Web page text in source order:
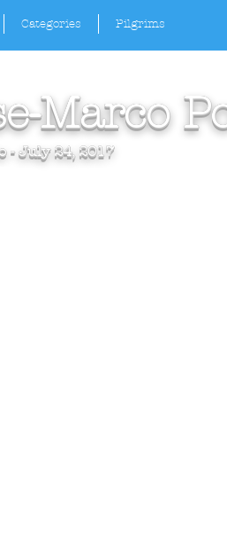
Categories Pilgrims
Marco
- July 24, 2017